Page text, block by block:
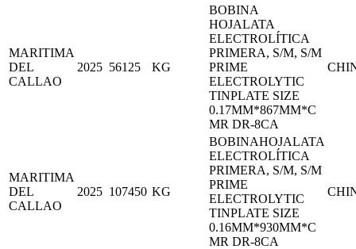
MARITIMA
DEL
CALLAO
2025 56125 KG
BOBINA
HOJALATA
ELECTROLÍTICA
PRIMERA, S/M, S/M
PRIME
ELECTROLYTIC
TINPLATE SIZE
0.17MM*867MM*C
MR DR-8CA
MARITIMA
DEL
CALLAO
2025 107450 KG
BOBINAHOJALATA
ELECTROLÍTICA
PRIMERA, S/M, S/M
PRIME
ELECTROLYTIC
TINPLATE SIZE
0.16MM*930MM*C
MR DR-8CA